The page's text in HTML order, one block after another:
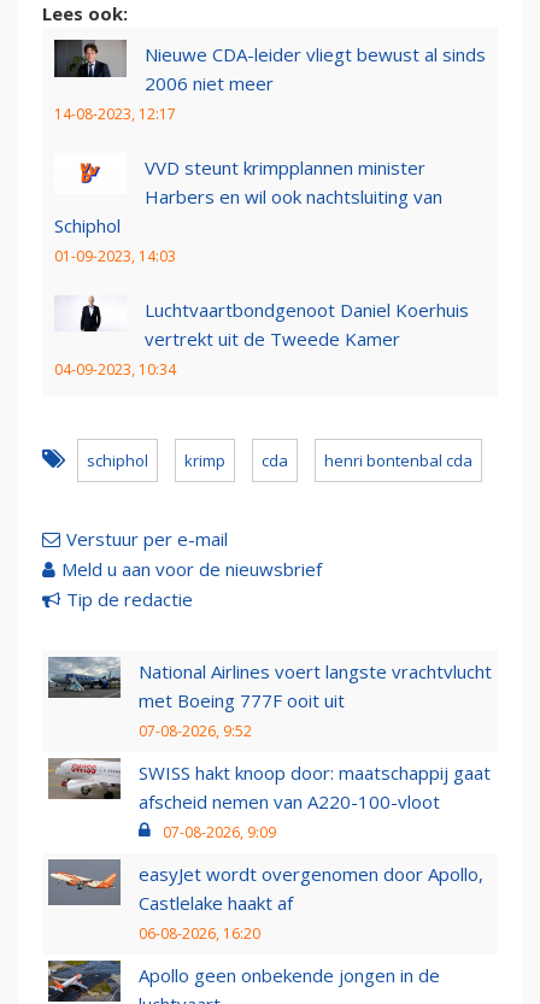
Lees ook:
Nieuwe CDA-leider vliegt bewust al sinds
2006 niet meer
14-08-2023, 12:17
VVD steunt krimpplannen minister
Harbers en wil ook nachtsluiting van
Schiphol
01-09-2023, 14:03
Luchtvaartbondgenoot Daniel Koerhuis
vertrekt uit de Tweede Kamer
04-09-2023, 10:34
schiphol krimp cda henri bontenbal cda
Verstuur per e-mail
Meld u aan voor de nieuwsbrief
Tip de redactie
National Airlines voert langste vrachtvlucht
met Boeing 777F ooit uit
07-08-2026, 9:52
SWISS hakt knoop door: maatschappij gaat
afscheid nemen van A220-100-vloot
07-08-2026, 9:09
easyJet wordt overgenomen door Apollo,
Castlelake haakt af
06-08-2026, 16:20
Apollo geen onbekende jongen in de